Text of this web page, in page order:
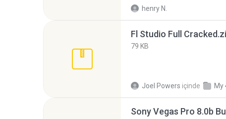
henry N.
Fl Studio Full
79 KB
Joel Powers içinde My